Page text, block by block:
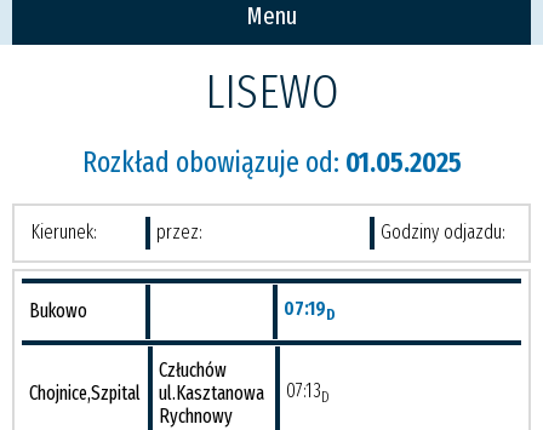
Menu
LISEWO
Rozkład obowiązuje od: 01.05.2025
Kierunek: przez: Godziny odjazdu:
Bukowo 07:19D
Chojnice,Szpital
Człuchów
ul.Kasztanowa
Rychnowy
07:13D